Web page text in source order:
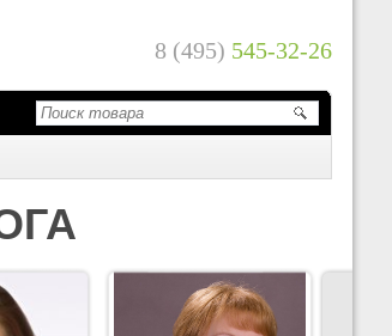
8 (495) 545-32-26